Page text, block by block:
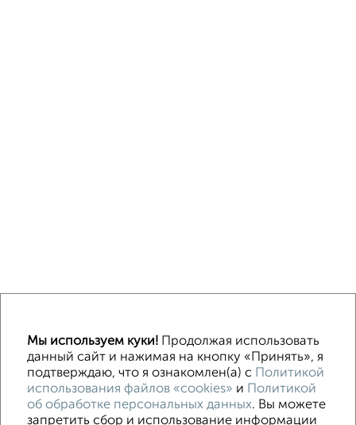
Машиноместа в паркинге Без посредников
Контакты
Политика конфиденциальности
Пользовательское соглашение
Белгород, улица Победы 83б
Мы используем куки! Продолжая использовать
данный сайт и нажимая на кнопку «Принять», я
подтверждаю, что я ознакомлен(а) с Политикой
использования файлов «cookies» и Политикой
об обработке персональных данных. Вы можете
запретить сбор и использование информации